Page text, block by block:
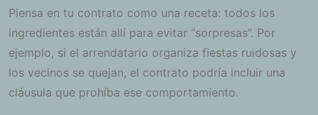
Piensa en tu contrato como una receta: todos los
ingredientes están allí para evitar “sorpresas”. Por
ejemplo, si el arrendatario organiza fiestas ruidosas y
los vecinos se quejan, el contrato podría incluir una
cláusula que prohíba ese comportamiento.